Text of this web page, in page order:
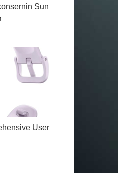
Sun
User